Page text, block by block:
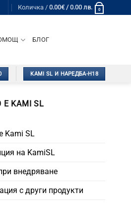
Количка / 0.00€/ 0.00 лв. 0
БЛОГ
KAMI SL И НАРЕДБА-Н18
KAMI SL
Kami SL
на KamiSL
внедряване
с други продукти